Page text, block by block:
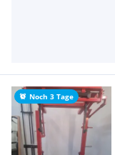
Noch 3 Tage